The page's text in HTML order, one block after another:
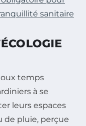
sanitaire
temps
à se
leurs espaces
de pluie, perçue